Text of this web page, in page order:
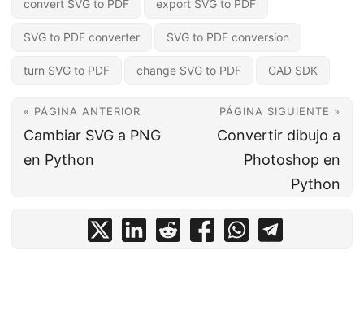
convert SVG to PDF export SVG to PDF
SVG to PDF converter SVG to PDF conversion
turn SVG to PDF change SVG to PDF CAD SDK
« PÁGINA ANTERIOR
Cambiar SVG a PNG
en Python
PÁGINA SIGUIENTE »
Convertir dibujo a
Photoshop en
Python